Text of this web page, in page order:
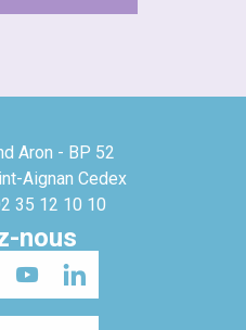
Aron - BP 52
Aignan Cedex
35 12 10 10
nous